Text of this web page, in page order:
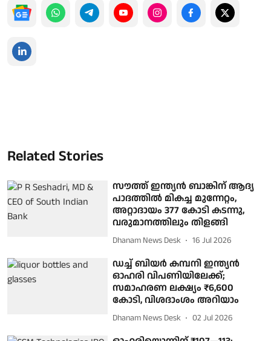
Related Stories
സൗത്ത് ഇന്ത്യന്‍ ബാങ്കിന് ആദ്യ
പാദത്തില്‍ മികച്ച മുന്നേറ്റം,
അറ്റാദായം 377 കോടി കടന്നു,
വരുമാനത്തിലും തിളങ്ങി
Dhanam News Desk 16 Jul 2026
ഡച്ച് ബിയര്‍ കമ്പനി ഇന്ത്യന്‍
ഓഹരി വിപണിയിലേക്ക്;
സമാഹരണ ലക്ഷ്യം ₹6,600
കോടി, വിശദാംശം അറിയാം
Dhanam News Desk 02 Jul 2026